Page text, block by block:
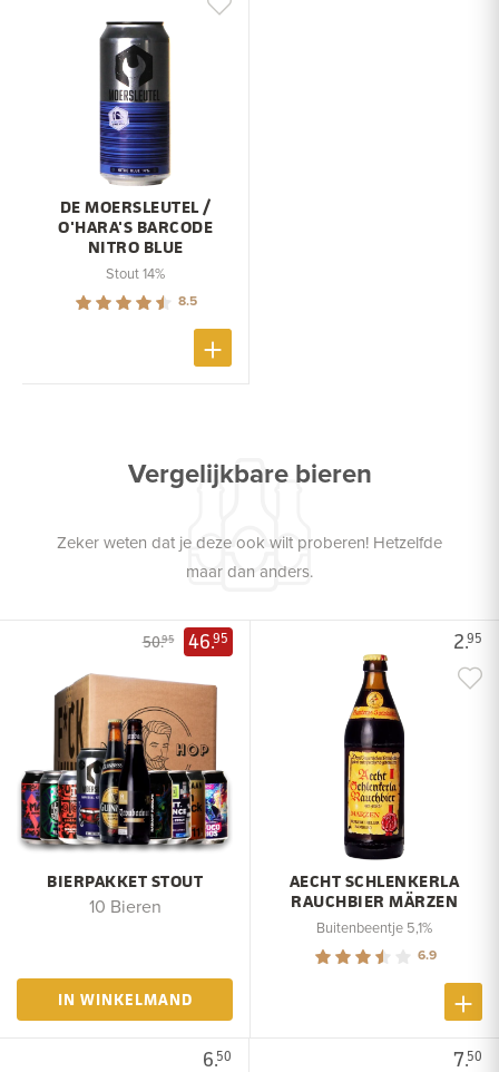
DE MOERSLEUTEL /
O'HARA'S BARCODE
NITRO BLUE
Stout 14%
8.5
Vergelijkbare bieren
Zeker weten dat je deze ook wilt proberen! Hetzelfde
maar dan anders.
50.95 46.95
BIERPAKKET STOUT
10 Bieren
IN WINKELMAND
2.95
AECHT SCHLENKERLA
RAUCHBIER MÄRZEN
Buitenbeentje 5,1%
6.9
6.50 7.50